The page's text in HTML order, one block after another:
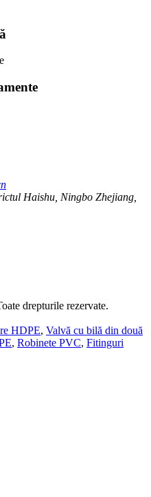
Haishu, Ningbo Zhejiang,
drepturile rezervate.
HDPE, Valvă cu bilă din două
, Robinete PVC, Fitinguri